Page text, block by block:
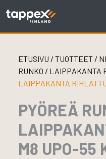
ETUSIVU / TUOTTEET/
RUNKO / LAIPPAKANTA
LAIPPAKANTA
PYÖREÄ
M8 UPO-55